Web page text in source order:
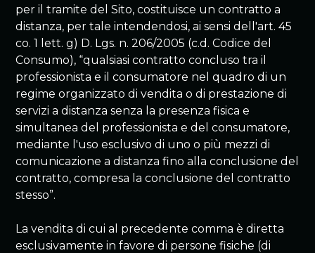
per il tramite del Sito, costituisce un contratto a
distanza, per tale intendendosi, ai sensi dell'art. 45
co. 1 lett. g) D. Lgs. n. 206/2005 (c.d. Codice del
Consumo), “qualsiasi contratto concluso tra il
professionista e il consumatore nel quadro di un
regime organizzato di vendita o di prestazione di
servizi a distanza senza la presenza fisica e
simultanea del professionista e del consumatore,
mediante l'uso esclusivo di uno o più mezzi di
comunicazione a distanza fino alla conclusione del
contratto, compresa la conclusione del contratto
stesso”.
La vendita di cui al precedente comma è diretta
esclusivamente in favore di persone fisiche (di